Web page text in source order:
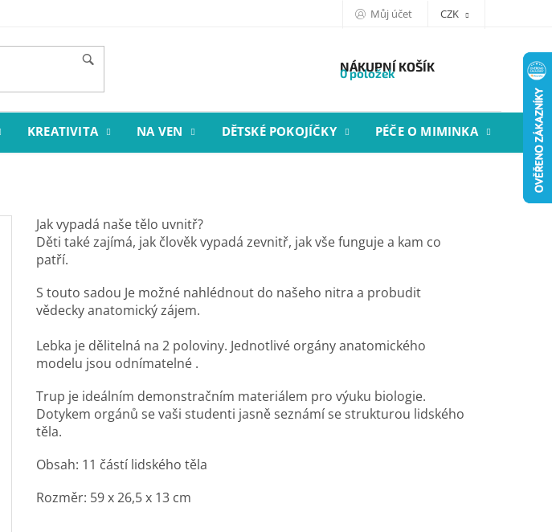
Můj účet CZK
NÁKUPNÍ KOŠÍK
0 položek
KREATIVITA NA VEN DĚTSKÉ POKOJÍČKY PÉČE O MIMINKA
Jak vypadá naše tělo uvnitř?
Děti také zajímá, jak člověk vypadá zevnitř, jak vše funguje a kam co
patří.
S touto sadou Je možné nahlédnout do našeho nitra a probudit
vědecky anatomický zájem.
Lebka je dělitelná na 2 poloviny. Jednotlivé orgány anatomického
modelu jsou odnímatelné .
Trup je ideálním demonstračním materiálem pro výuku biologie.
Dotykem orgánů se vaši studenti jasně seznámí se strukturou lidského
těla.
Obsah: 11 částí lidského těla
Rozměr: 59 x 26,5 x 13 cm